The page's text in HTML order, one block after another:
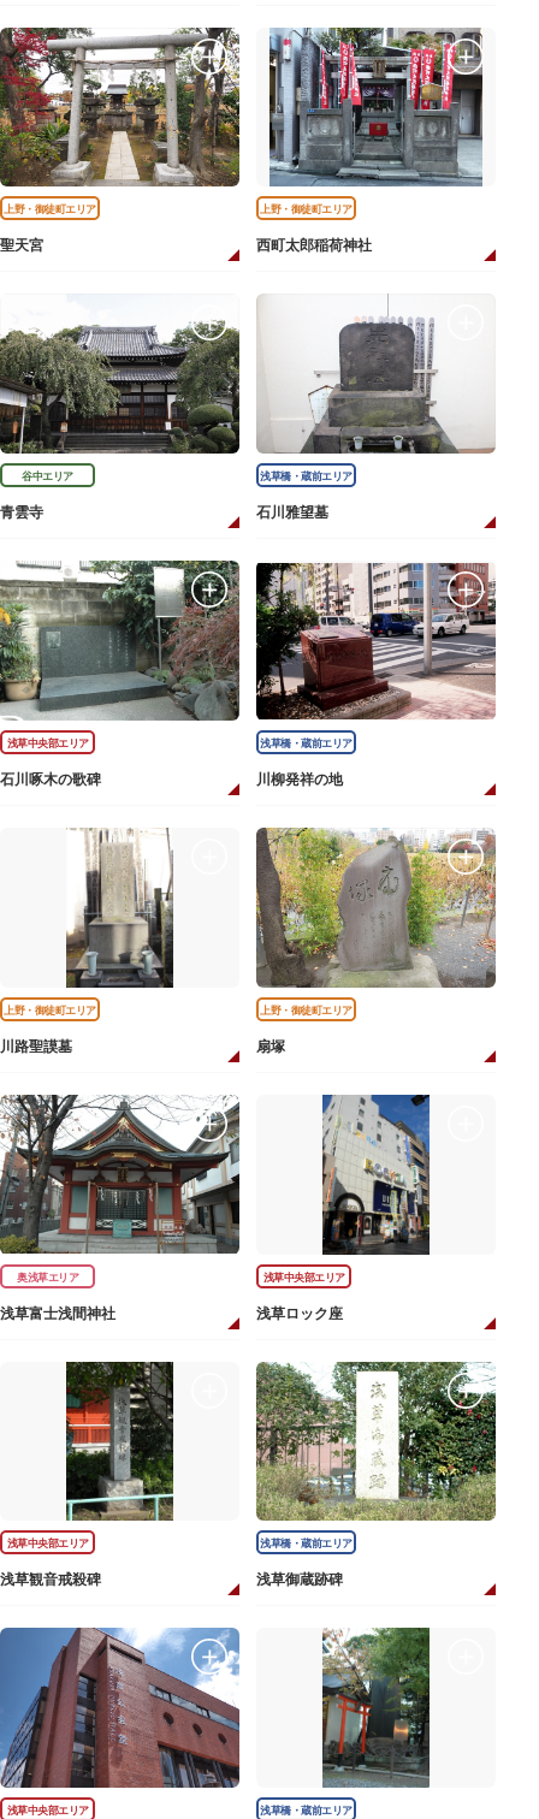
上野・御徒町エリア
聖天宮
上野・御徒町エリア
西町太郎稲荷神社
谷中エリア
青雲寺
浅草橋・蔵前エリア
石川雅望墓
浅草中央部エリア
石川啄木の歌碑
浅草橋・蔵前エリア
川柳発祥の地
上野・御徒町エリア
川路聖謨墓
上野・御徒町エリア
扇塚
奥浅草エリア
浅草富士浅間神社
浅草中央部エリア
浅草ロック座
浅草中央部エリア
浅草観音戒殺碑
浅草橋・蔵前エリア
浅草御蔵跡碑
浅草中央部エリア 浅草橋・蔵前エリア